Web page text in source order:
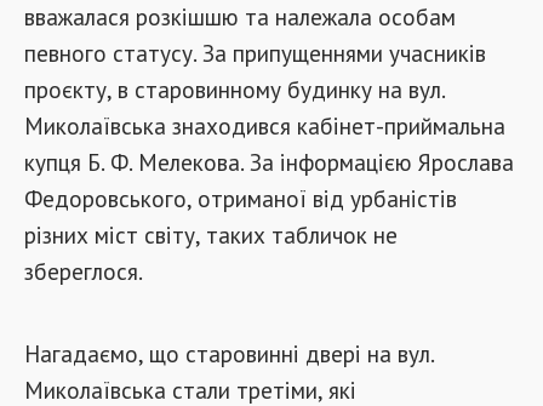
вважалася розкішшю та належала особам
певного статусу. За припущеннями учасників
проєкту, в старовинному будинку на вул.
Миколаївська знаходився кабінет-приймальна
купця Б. Ф. Мелекова. За інформацією Ярослава
Федоровського, отриманої від урбаністів
різних міст світу, таких табличок не
збереглося.
Нагадаємо, що старовинні двері на вул.
Миколаївська стали третіми, які